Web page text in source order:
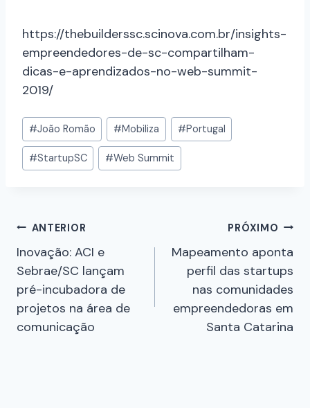
https://thebuilderssc.scinova.com.br/insights-
empreendedores-de-sc-compartilham-
dicas-e-aprendizados-no-web-summit-
2019/
#João Romão #Mobiliza #Portugal
#StartupSC #Web Summit
ANTERIOR
Inovação: ACI e
Sebrae/SC lançam
pré-incubadora de
projetos na área de
comunicação
PRÓXIMO
Mapeamento aponta
perfil das startups
nas comunidades
empreendedoras em
Santa Catarina